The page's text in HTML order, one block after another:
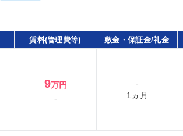
賃料(管理費等) 敷金・保証金/礼金
9万円
-
-
1ヵ月